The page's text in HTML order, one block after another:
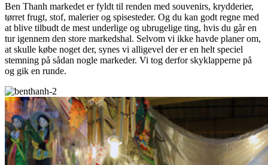
Ben Thanh markedet er fyldt til renden med souvenirs, krydderier,
tørret frugt, stof, malerier og spisesteder. Og du kan godt regne med
at blive tilbudt de mest underlige og ubrugelige ting, hvis du går en
tur igennem den store markedshal. Selvom vi ikke havde planer om,
at skulle købe noget der, synes vi alligevel der er en helt speciel
stemning på sådan nogle markeder. Vi tog derfor skyklapperne på
og gik en runde.